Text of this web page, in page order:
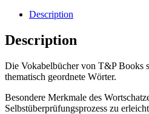
Description
Description
Die Vokabelbücher von T&P Books
thematisch geordnete Wörter.
Besondere Merkmale des
Selbstüberprüfungsprozess zu